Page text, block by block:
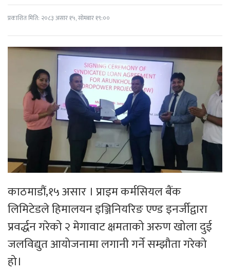
प्रकाशित मिति: २०८३ असार १५, सोमबार १९:००
काठमाडौं,१५ असार । प्राइम कर्मसियल बैंक
लिमिटेडले हिमालयन इञ्जिनियरिङ एण्ड इनर्जीद्वारा
प्रवर्द्धन गरेको २ मेगावाट क्षमताको अरुण खोला दुई
जलविद्युत आयोजनामा लगानी गर्ने सम्झौता गरेको
हो।